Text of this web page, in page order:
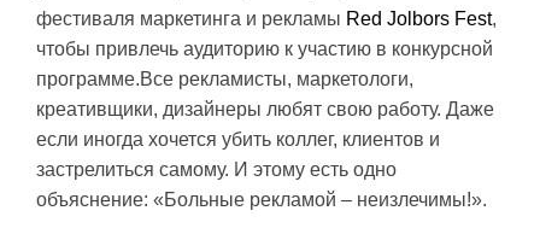
фестиваля маркетинга и рекламы Red Jolbors Fest,
чтобы привлечь аудиторию к участию в конкурсной
программе.Все рекламисты, маркетологи,
креативщики, дизайнеры любят свою работу. Даже
если иногда хочется убить коллег, клиентов и
застрелиться самому. И этому есть одно
объяснение: «Больные рекламой – неизлечимы!».